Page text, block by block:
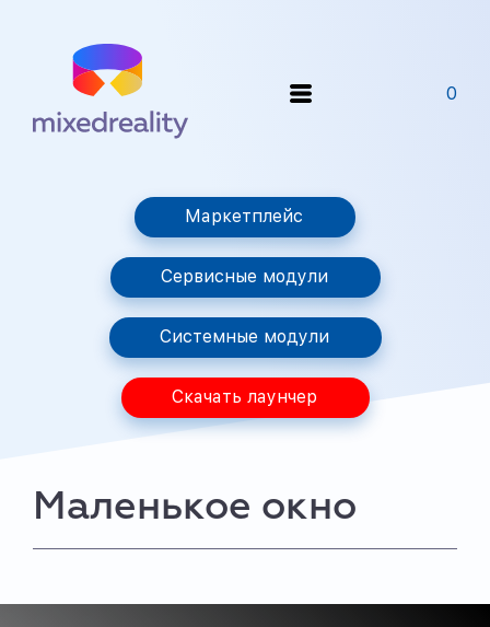
0
Маркетплейс
Сервисные модули
Системные модули
Скачать лаунчер
Маленькое окно